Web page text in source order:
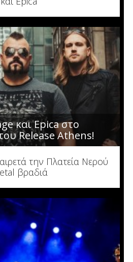
και Epica στο
Release Athens!
την Πλατεία Νερού
βραδιά